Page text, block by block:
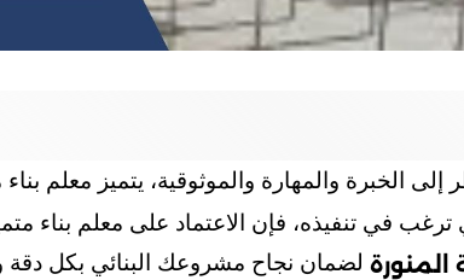
إلى الخبرة والمهارة والموثوقية، يتميز معلم
في تنفيذه، فإن الاعتماد على معلم بناء
المنورة لضمان نجاح مشروعك البنائي بكل دقة